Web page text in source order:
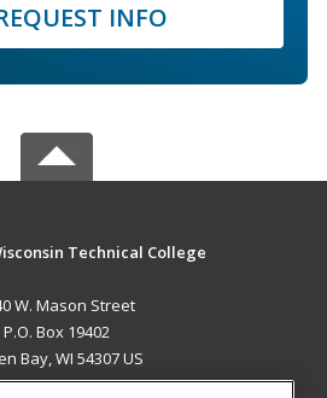
INFO
Technical College
W. Mason Street
P.O. Box 19402
Bay, WI 54307 US